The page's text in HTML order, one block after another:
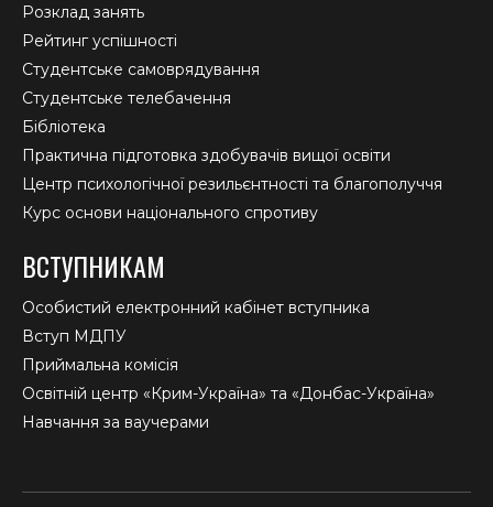
Розклад занять
Рейтинг успішності
Студентське самоврядування
Студентське телебачення
Бібліотека
Практична підготовка здобувачів вищої освіти
Центр психологічної резильєнтності та благополуччя
Курс основи національного спротиву
ВСТУПНИКАМ
Особистий електронний кабінет вступника
Вступ МДПУ
Приймальна комісія
Освітній центр «Крим-Україна» та «Донбас-Україна»
Навчання за ваучерами